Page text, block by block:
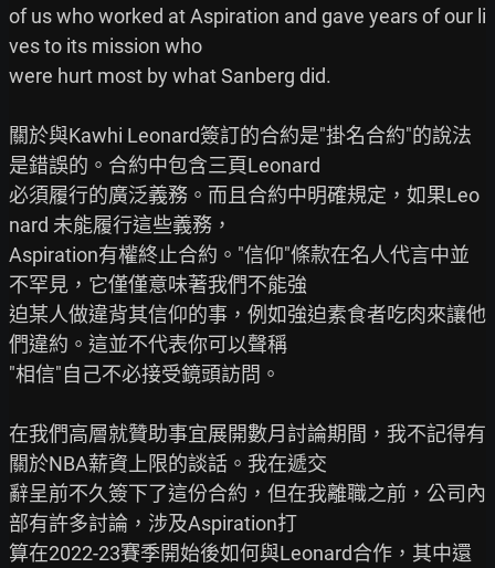
of us who worked at Aspiration and gave years of our li
ves to its mission who
were hurt most by what Sanberg did.
關於與Kawhi Leonard簽訂的合約是"掛名合約"的說法
是錯誤的。合約中包含三頁Leonard
必須履行的廣泛義務。而且合約中明確規定，如果Leo
nard 未能履行這些義務，
Aspiration有權終止合約。"信仰"條款在名人代言中並
不罕見，它僅僅意味著我們不能強
迫某人做違背其信仰的事，例如強迫素食者吃肉來讓他
們違約。這並不代表你可以聲稱
"相信"自己不必接受鏡頭訪問。
在我們高層就贊助事宜展開數月討論期間，我不記得有
關於NBA薪資上限的談話。我在遞交
辭呈前不久簽下了這份合約，但在我離職之前，公司內
部有許多討論，涉及Aspiration打
算在2022-23賽季開始後如何與Leonard合作，其中還